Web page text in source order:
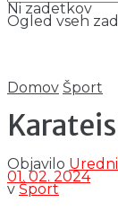
Ni zadetkov
Ogled vseh
Domov Šport
Objavilo
01. 02. 2024
v Šport